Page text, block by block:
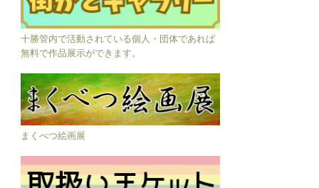
十勝管内で活動されている個人・団体であれば
無料で作品展示ができます。
まくべつ絵画展